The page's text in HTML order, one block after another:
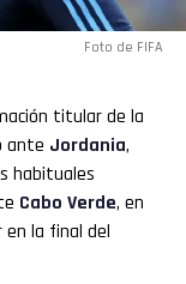
Foto de FIFA
titular de la
ante Jordania,
habituales
Cabo Verde, en
la final del